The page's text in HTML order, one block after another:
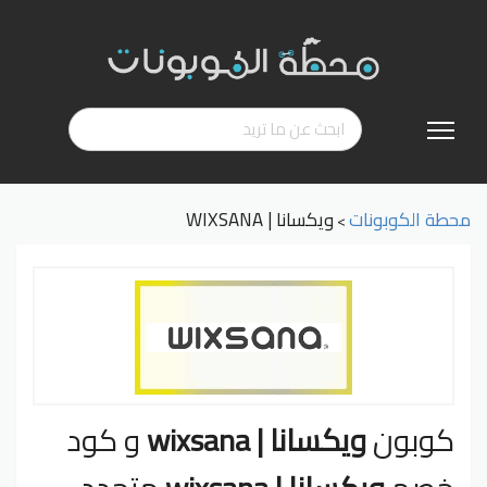
إلى
محطة الكوبونات>ويكسانا | WIXSANA
كوبونويكسانا | wixsana
و كود